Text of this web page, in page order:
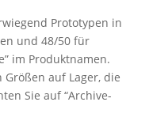
Prototypen in
und 48/50 für
im Produktnamen.
auf Lager, die
Sie auf “Archive-